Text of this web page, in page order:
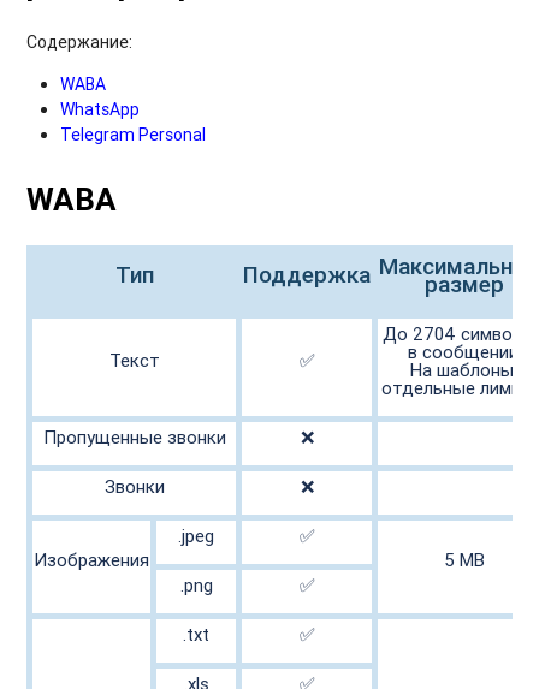
Содержание:
WABA
WhatsApp
Telegram Personal
WABA
Тип Поддержка размер
Текст ✅
До 2704
в сообщении.
На шаблоны
отдельные
Пропущенные звонки ❌
Звонки ❌
Изображения
.jpeg
✅
5 MB
.png
✅
.txt ✅
.xls ✅